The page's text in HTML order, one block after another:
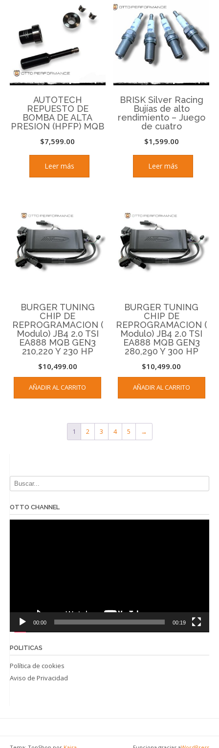
AUTOTECH
REPUESTO DE
BOMBA DE ALTA
PRESION (HPFP) MQB
$7,599.00
Leer más
BRISK Silver Racing
Bujías de alto
rendimiento – Juego
de cuatro
$1,599.00
Leer más
BURGER TUNING
CHIP DE
REPROGRAMACION (
Modulo) JB4 2.0 TSI
EA888 MQB GEN3
210,220 Y 230 HP
$10,499.00
AÑADIR AL CARRITO
BURGER TUNING
CHIP DE
REPROGRAMACION (
Modulo) JB4 2.0 TSI
EA888 MQB GEN3
280,290 Y 300 HP
$10,499.00
AÑADIR AL CARRITO
1 2 3 4 5 →
OTTO CHANNEL
00:00 00:19
POLITICAS
Política de cookies
Aviso de Privacidad